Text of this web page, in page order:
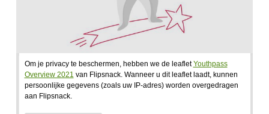
Om je privacy te beschermen, hebben we de leafletYouthpass
Overview 2021 van Flipsnack. Wanneer u dit leaflet laadt, kunnen
persoonlijke gegevens (zoals uw IP-adres) worden overgedragen
aan Flipsnack.